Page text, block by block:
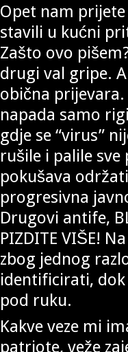
Opet nam
stavili u kućni
Zašto ovo
drugi val gripe.
obična
napada samo
gdje se “virus”
rušile i palile
pokušava
progresivna
Drugovi antife,
PIZDITE VIŠE!
zbog jednog
identificirati, dok
pod ruku.
Kakve veze mi
patriote, veže